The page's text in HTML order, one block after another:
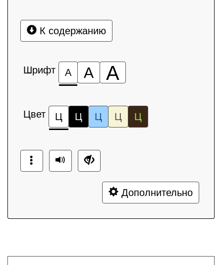
К содержанию
Шрифт А А А
Цвет Ц Ц Ц Ц Ц
Дополнительно